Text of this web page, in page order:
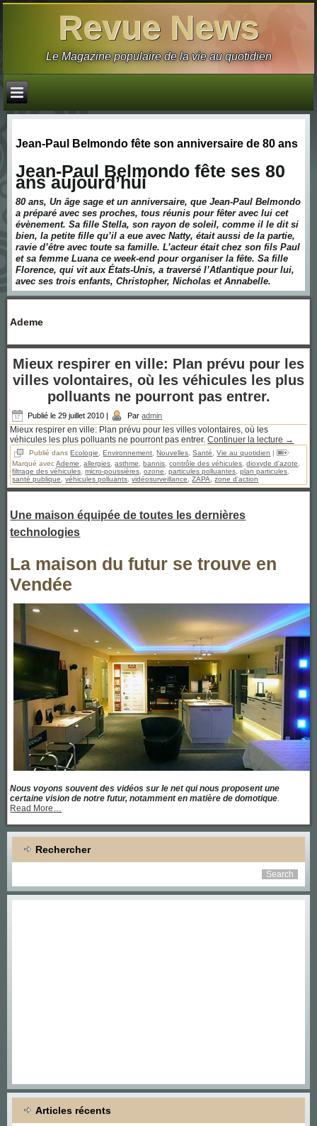
Revue News
Le Magazine populaire de la vie au quotidien
Jean-Paul Belmondo fête son anniversaire de 80 ans
Jean-Paul Belmondo fête ses 80
ans aujourd’hui
80 ans, Un âge sage et un anniversaire, que Jean-Paul Belmondo
a préparé avec ses proches, tous réunis pour fêter avec lui cet
évènement. Sa fille Stella, son rayon de soleil, comme il le dit si
bien, la petite fille qu’il a eue avec Natty, était aussi de la partie,
ravie d’être avec toute sa famille. L’acteur était chez son fils Paul
et sa femme Luana ce week-end pour organiser la fête. Sa fille
Florence, qui vit aux États-Unis, a traversé l’Atlantique pour lui,
avec ses trois enfants, Christopher, Nicholas et Annabelle.
Ademe
Mieux respirer en ville: Plan prévu pour les
villes volontaires, où les véhicules les plus
polluants ne pourront pas entrer.
Publié le 29 juillet 2010 Par admin
Mieux respirer en ville: Plan prévu pour les villes volontaires, où les
véhicules les plus polluants ne pourront pas entrer.Continuer la lecture →
Publié dans Ecologie ,Environnement ,Nouvelles ,Santé ,Vie au quotidien |
Marqué avec Ademe,allergies,asthme, bannis,contrôle des véhicules,dioxyde d'azote,
filtrage des véhicules,micro-poussières,ozone,particules polluantes,plan particules,
santé publique,véhicules polluants,vidéosurveillance,ZAPA,zone d'action
Une maison équipée de toutes les dernières
technologies
La maison du futur se trouve en
Vendée
Nous voyons souvent des vidéos sur le net qui nous proposent une
certaine vision de notre futur, notamment en matière de domotique.
Read More
maison
équipée
de
technologies »
…
Rechercher
Articles récents